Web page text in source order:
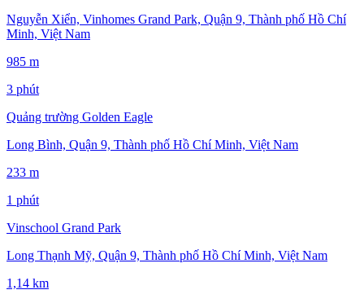
Nguyễn Xiển, Vinhomes Grand Park, Quận 9, Thành phố Hồ Chí
Minh, Việt Nam
985 m
3 phút
Quảng trường Golden Eagle
Long Bình, Quận 9, Thành phố Hồ Chí Minh, Việt Nam
233 m
1 phút
Vinschool Grand Park
Long Thạnh Mỹ, Quận 9, Thành phố Hồ Chí Minh, Việt Nam
1,14 km